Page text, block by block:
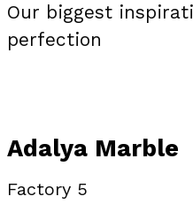
Our biggest
perfection
Adalya Marble
Factory 5